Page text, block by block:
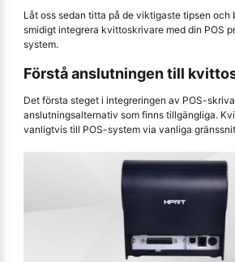
Låt oss sedan titta på de viktigaste tipsen och
smidigt integrera kvittoskrivare med din POS
system.
Förstå anslutningen till
Det första steget i integreringen av POS-
anslutningsalternativ som finns tillgängliga.
vanligtvis till POS-system via vanliga